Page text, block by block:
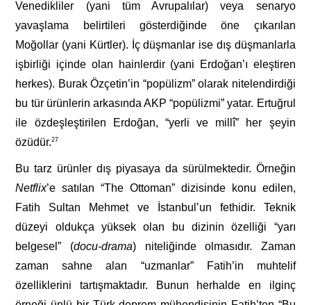
Venedikliler (yani tüm Avrupalılar) veya senaryo
yavaşlama belirtileri gösterdiğinde öne çıkarılan
Moğollar (yani Kürtler). İç düşmanlar ise dış düşmanlarla
işbirliği içinde olan hainlerdir (yani Erdoğan’ı eleştiren
herkes). Burak Özçetin’in “popülizm” olarak nitelendirdiği
bu tür ürünlerin arkasında AKP “popülizmi” yatar. Ertuğrul
ile özdeşleştirilen Erdoğan, “yerli ve millî” her şeyin
özüdür.27
Bu tarz ürünler dış piyasaya da sürülmektedir. Örneğin
Netflix’e satılan “The Ottoman” dizisinde konu edilen,
Fatih Sultan Mehmet ve İstanbul’un fethidir. Teknik
düzeyi oldukça yüksek olan bu dizinin özelliği “yarı
belgesel” (docu-drama) niteliğinde olmasıdır. Zaman
zaman sahne alan “uzmanlar” Fatih’in muhtelif
özelliklerini tartışmaktadır. Bunun herhalde en ilginç